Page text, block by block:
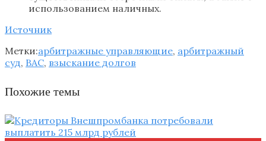
использованием наличных.
Источник
Метки:арбитражные управляющие, арбитражный
суд, ВАС, взыскание долгов
Похожие темы